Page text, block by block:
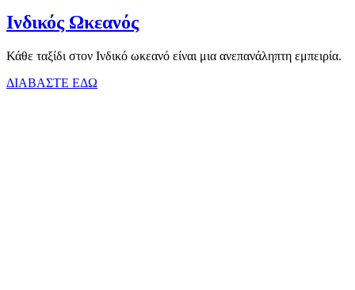
Ινδικός Ωκεανός
Κάθε ταξίδι στον Ινδικό ωκεανό είναι μια ανεπανάληπτη εμπειρία.
ΔΙΑΒΑΣΤΕ ΕΔΩ